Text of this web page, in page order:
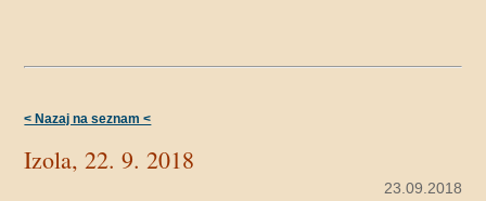
< Nazaj na seznam <
Izola, 22. 9. 2018
23.09.2018